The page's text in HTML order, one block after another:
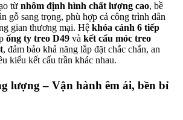
từ nhôm định hình chất lượng cao, bề
gỗ sang trọng, phù hợp cả công trình dân
gian thương mại. Hệ khóa cánh 6 tiếp
ống ty treo D49 và kết cấu móc treo
, đảm bảo khả năng lắp đặt chắc chắn, an
kiểu kết cấu trần khác nhau.
lượng – Vận hành êm ái, bền bỉ